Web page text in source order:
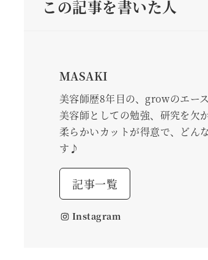
この記事を書いた人
MASAKI
美容師歴8年目の、growのエー
美容師としての勉強、研究を欠
柔らかいカットが得意で、どん
す♪
記事一覧
Instagram